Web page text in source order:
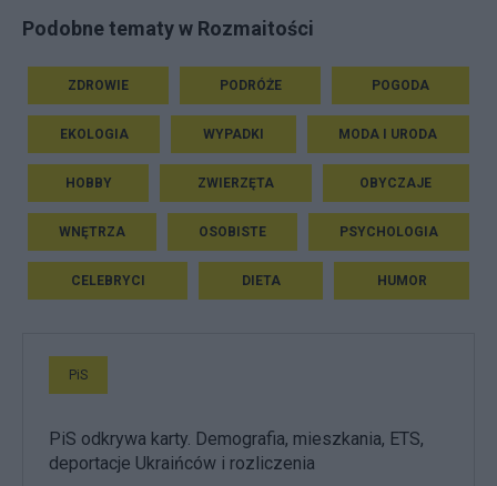
Podobne tematy w Rozmaitości
ZDROWIE PODRÓŻE POGODA
EKOLOGIA WYPADKI MODA I URODA
HOBBY ZWIERZĘTA OBYCZAJE
WNĘTRZA OSOBISTE PSYCHOLOGIA
CELEBRYCI DIETA HUMOR
PiS
PiS odkrywa karty. Demografia, mieszkania, ETS,
deportacje Ukraińców i rozliczenia